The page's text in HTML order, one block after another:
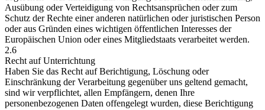
Ausübung oder Verteidigung von Rechtsansprüchen oder zum
Schutz der Rechte einer anderen natürlichen oder juristischen Person
oder aus Gründen eines wichtigen öffentlichen Interesses der
Europäischen Union oder eines Mitgliedstaats verarbeitet werden.
2.6
Recht auf Unterrichtung
Haben Sie das Recht auf Berichtigung, Löschung oder
Einschränkung der Verarbeitung gegenüber uns geltend gemacht,
sind wir verpflichtet, allen Empfängern, denen Ihre
personenbezogenen Daten offengelegt wurden, diese Berichtigung